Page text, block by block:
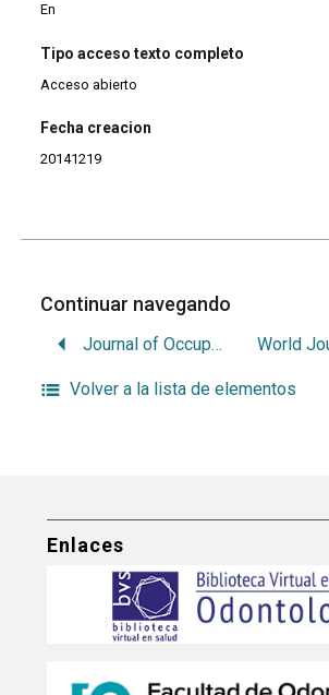
En
Tipo acceso texto completo
Acceso abierto
Fecha creacion
20141219
Continuar navegando
Journal of Occupational Medicine and Toxicology
Volver a la lista de elementos
Enlaces